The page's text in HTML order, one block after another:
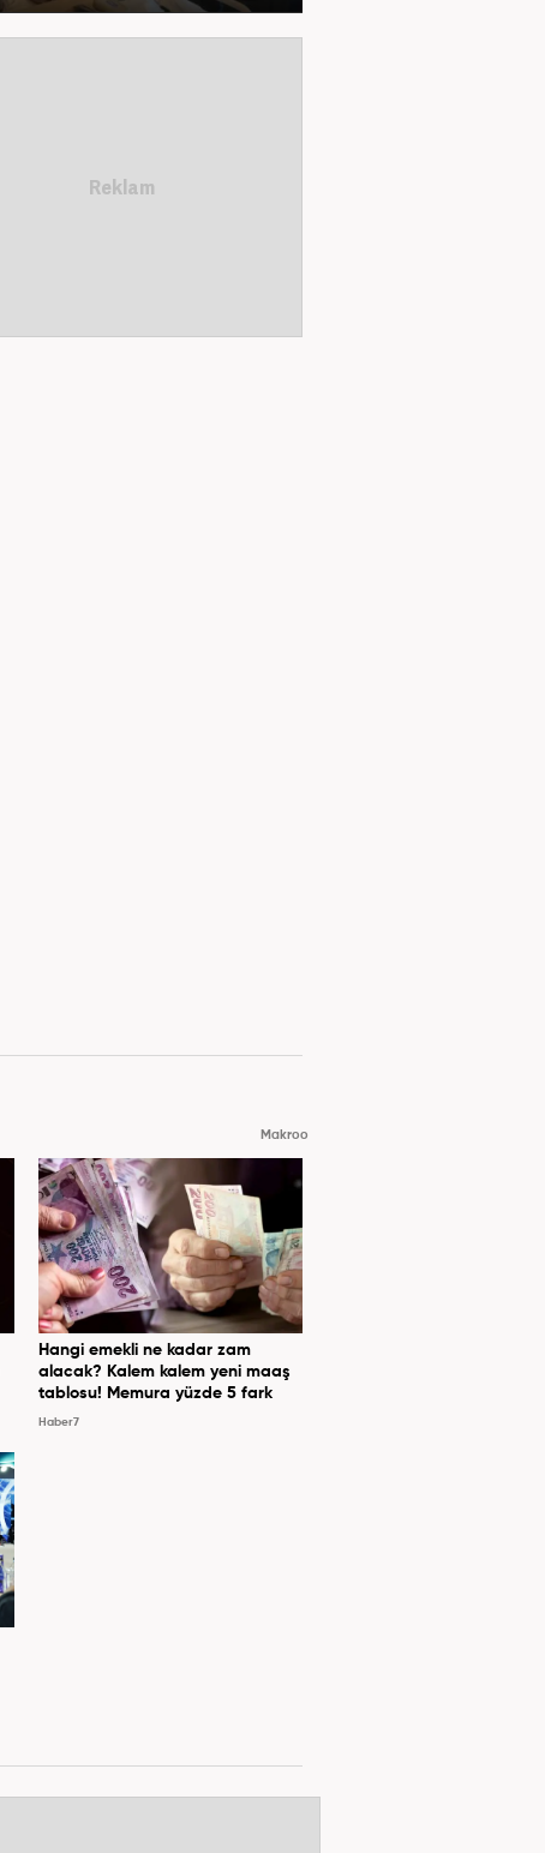
Makroo
Hangi emekli ne kadar zam
alacak? Kalem kalem yeni maaş
tablosu! Memura yüzde 5 fark
Haber7